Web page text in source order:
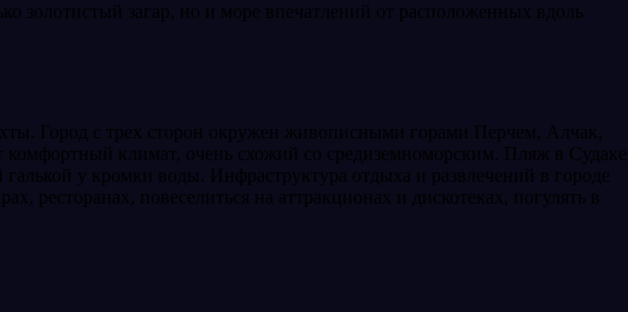
загар, но и море впечатлений от расположенных вдоль
Город с трех сторон окружен живописными горами Перчем, Алчак,
комфортный климат, очень схожий со средиземноморским. Пляж в Судаке
у кромки воды. Инфраструктура отдыха и развлечений в городе
ресторанах, повеселиться на аттракционах и дискотеках, погулять в